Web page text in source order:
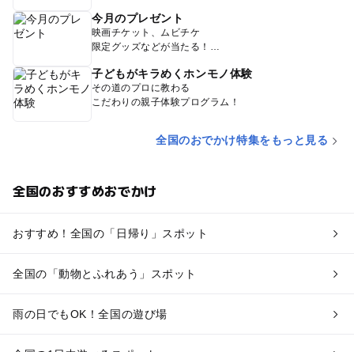
今月のプレゼント
映画チケット、ムビチケ
限定グッズなどが当たる！
子どもがキラめくホンモノ体験
その道のプロに教わる
こだわりの親子体験プログラム！
全国のおでかけ特集をもっと見る
全国のおすすめおでかけ
おすすめ！全国の「日帰り」スポット
全国の「動物とふれあう」スポット
雨の日でもOK！全国の遊び場